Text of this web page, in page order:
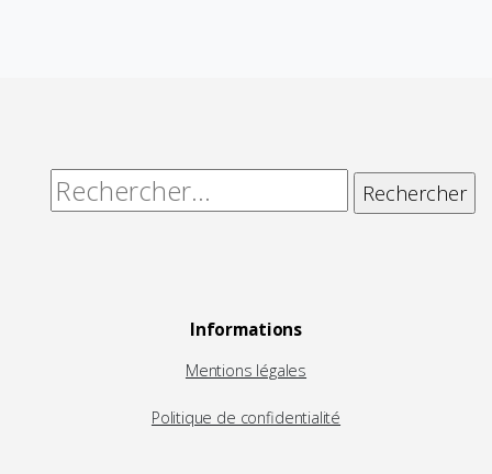
Rechercher :
Informations
Mentions légales
Politique de confidentialité